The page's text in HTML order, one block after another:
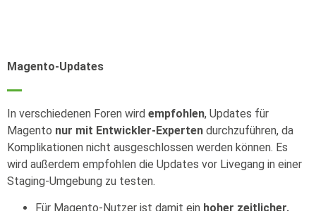
Magento-Updates
In verschiedenen Foren wird empfohlen, Updates für
Magento nur mit Entwickler-Experten durchzuführen, da
Komplikationen nicht ausgeschlossen werden können. Es
wird außerdem empfohlen die Updates vor Livegang in einer
Staging-Umgebung zu testen.
Für Magento-Nutzer ist damit ein hoher zeitlicher,